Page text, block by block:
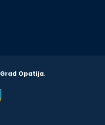
Grad Opatija.